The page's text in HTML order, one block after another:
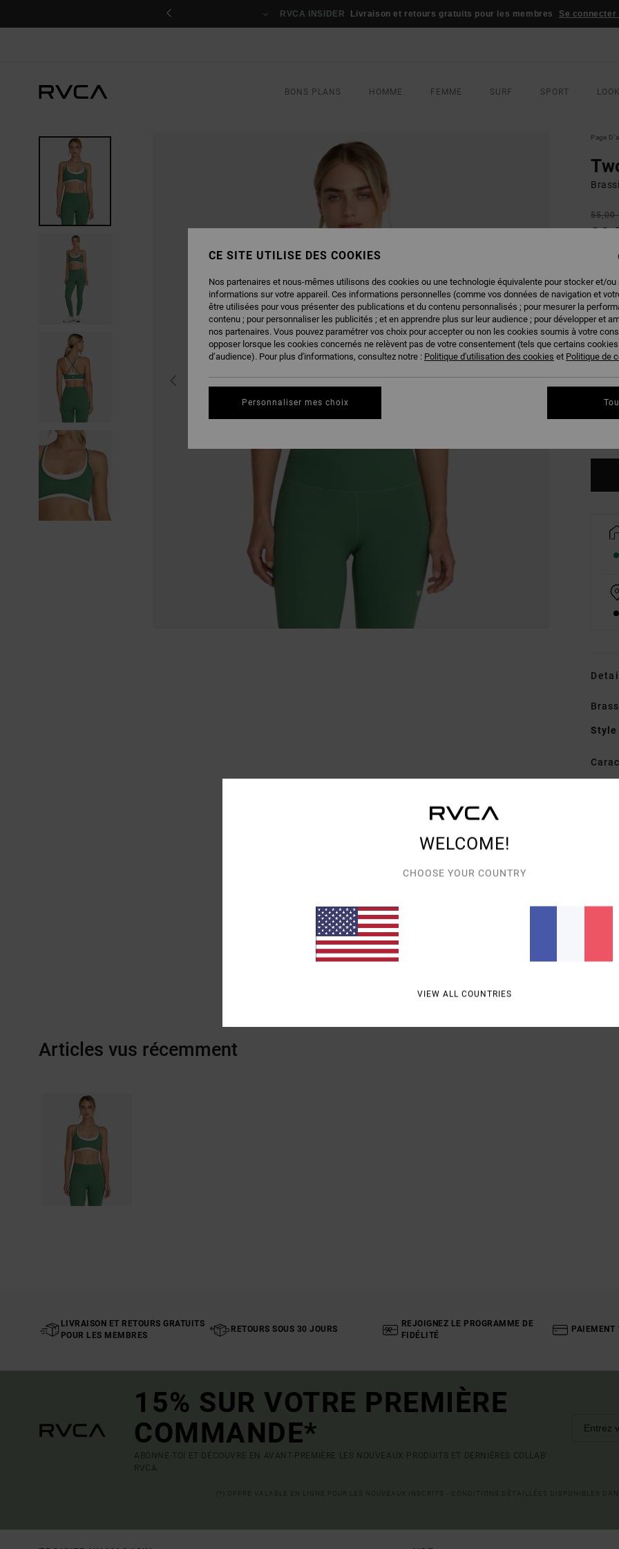
RVCA INSIDER Livraison et retours gratuits pour les membres Se
BONS PLANS HOMME FEMME SURF SPORT
Page
55,00
BONS
XS
Style
Articles vus récemment
LIVRAISON ET RETOURS GRATUITS
POUR LES MEMBRES
RETOURS SOUS 30 JOURS
REJOIGNEZ LE PROGRAMME DE
FIDÉLITÉ
PAIEMENT
15% SUR VOTRE PREMIÈRE
COMMANDE*
ABONNE-TOI ET DÉCOUVRE EN AVANT-PREMIÈRE LES NOUVEAUX PRODUITS ET DERNIÈRES COLLAB'
RVCA.
WELCOME!
CHOOSE YOUR COUNTRY
VIEW ALL COUNTRIES
CE SITE UTILISE DES COOKIES
Nos partenaires et nous-mêmes utilisons des cookies ou une technologie équivalente pour stocker et/ou
informations sur votre appareil. Ces informations personnelles (comme vos données de navigation et
être utilisées pour vous présenter des publications et du contenu personnalisés ; pour mesurer la
contenu ; pour personnaliser les publicités ; et en apprendre plus sur leur audience ; pour développer et
nos partenaires. Vous pouvez paramétrer vos choix pour accepter ou non les cookies soumis à votre
opposer lorsque les cookies concernés ne relèvent pas de votre consentement (tels que certains
d’audience). Pour plus d'informations, consultez notre : Politique d'utilisation des cookies et Politique de
Personnaliser mes choix